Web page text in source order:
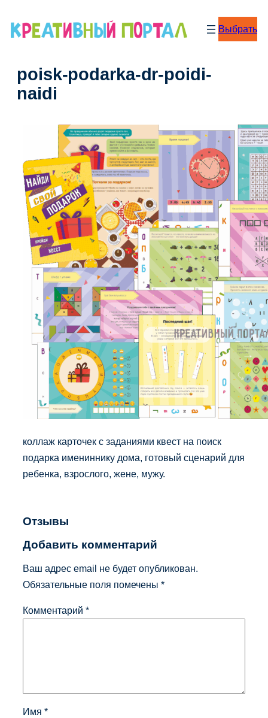
Выбрать
poisk-podarka-dr-poidi-
naidi
коллаж карточек с заданиями квест на поиск
подарка имениннику дома, готовый сценарий для
ребенка, взрослого, жене, мужу.
Отзывы
Добавить комментарий
Ваш адрес email не будет опубликован.
Обязательные поля помечены *
Комментарий *
Имя *